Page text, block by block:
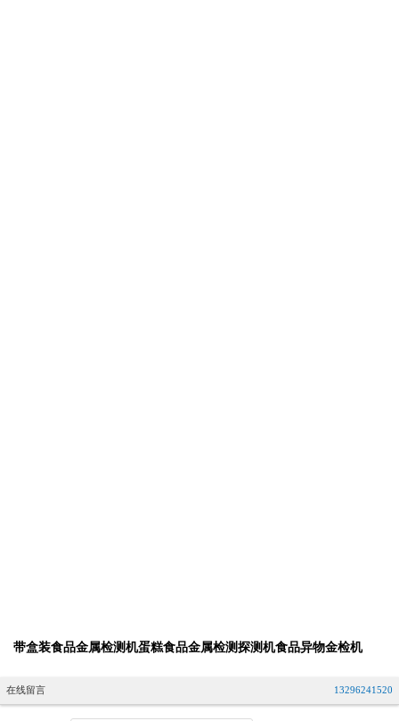
带盒装食品金属检测机蛋糕食品金属检测探测机食品异物金检机
在线留言 13296241520